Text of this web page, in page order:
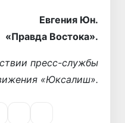
Евгения Юн.
«Правда Востока».
пресс-службы
«Юксалиш».